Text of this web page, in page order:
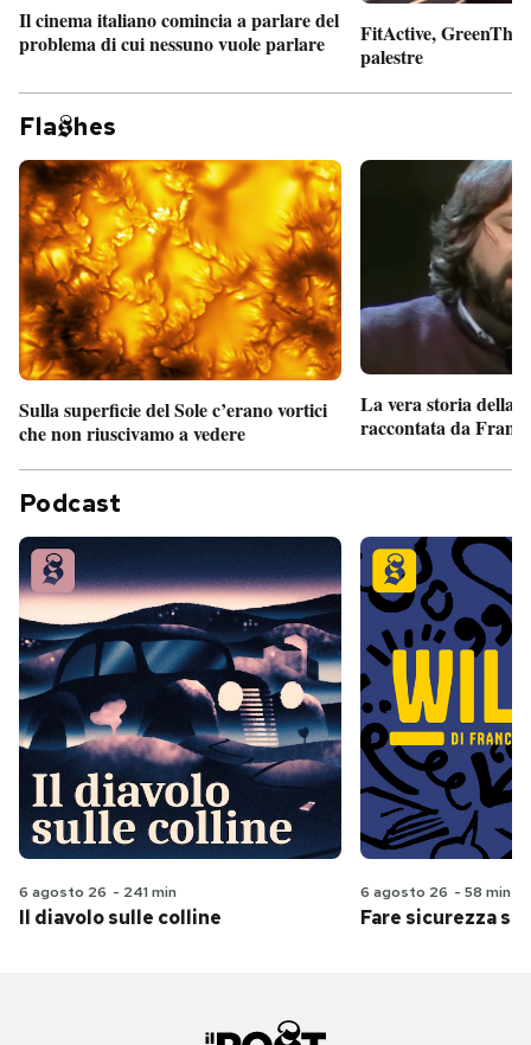
Il cinema italiano comincia a parlare del
problema di cui nessuno vuole parlare
FitActive,
palestre
Fla hes
Sulla superficie del Sole c’erano vortici
che non riuscivamo a vedere
La vera storia della
raccontata da
Podcast
6 agosto 26 - 241 min
Il diavolo sulle colline
6 agosto 26 - 58 min
Fare sicurezza